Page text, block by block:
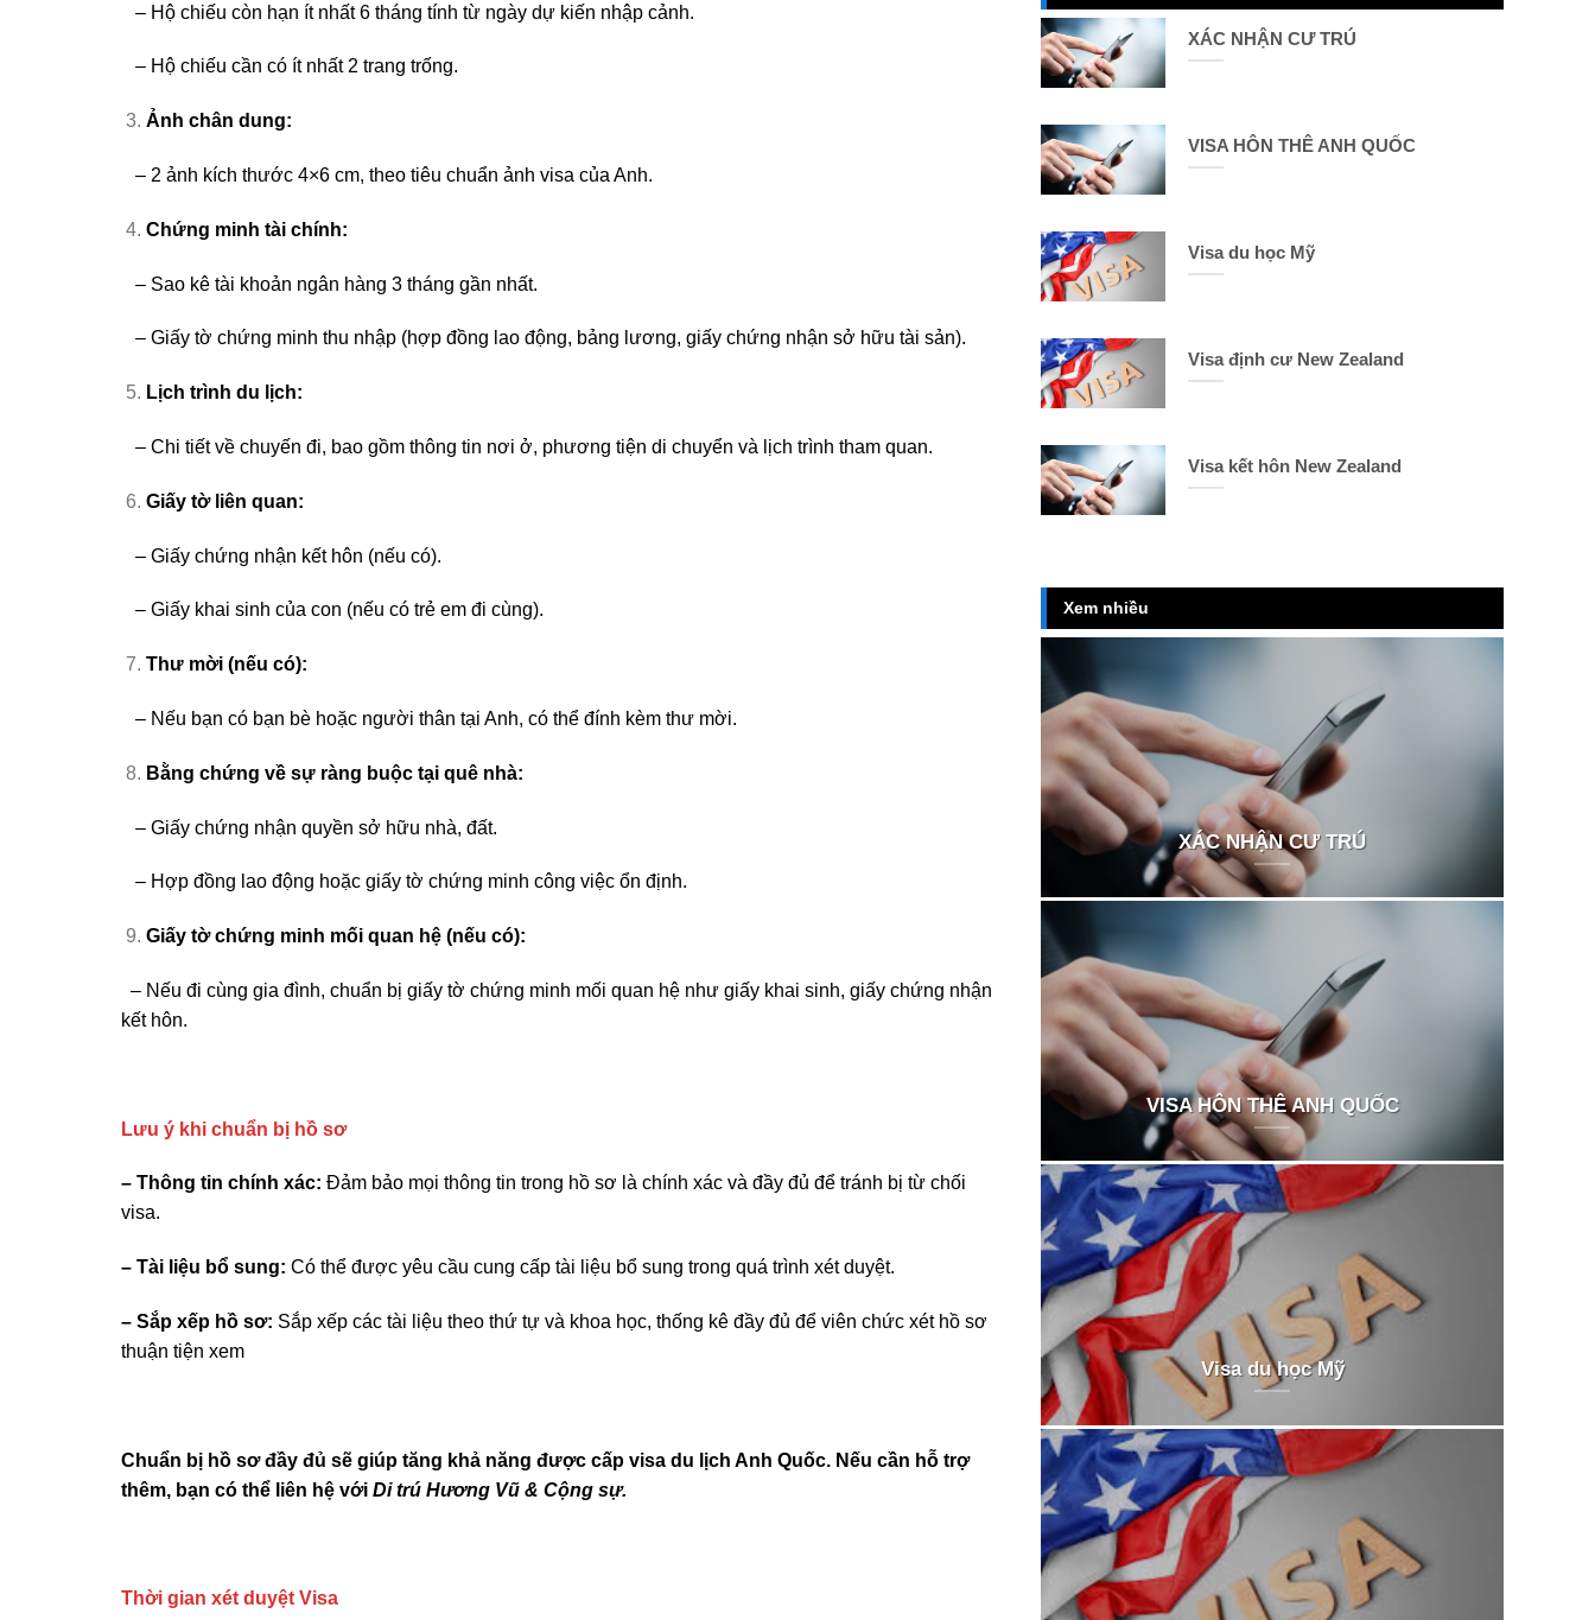
– Hộ chiếu còn hạn ít nhất 6 tháng tính từ ngày dự kiến nhập cảnh.
– Hộ chiếu cần có ít nhất 2 trang trống.
Ảnh chân dung:
– 2 ảnh kích thước 4×6 cm, theo tiêu chuẩn ảnh visa của Anh.
Chứng minh tài chính:
– Sao kê tài khoản ngân hàng 3 tháng gần nhất.
– Giấy tờ chứng minh thu nhập (hợp đồng lao động, bảng lương, giấy chứng nhận sở hữu tài sản).
Lịch trình du lịch:
– Chi tiết về chuyến đi, bao gồm thông tin nơi ở, phương tiện di chuyển và lịch trình tham quan.
Giấy tờ liên quan:
– Giấy chứng nhận kết hôn (nếu có).
– Giấy khai sinh của con (nếu có trẻ em đi cùng).
Thư mời (nếu có):
– Nếu bạn có bạn bè hoặc người thân tại Anh, có thể đính kèm thư mời.
Bằng chứng về sự ràng buộc tại quê nhà:
– Giấy chứng nhận quyền sở hữu nhà, đất.
– Hợp đồng lao động hoặc giấy tờ chứng minh công việc ổn định.
Giấy tờ chứng minh mối quan hệ (nếu có):
– Nếu đi cùng gia đình, chuẩn bị giấy tờ chứng minh mối quan hệ như giấy khai sinh, giấy chứng nhận
kết hôn.
Lưu ý khi chuẩn bị hồ sơ
– Thông tin chính xác: Đảm bảo mọi thông tin trong hồ sơ là chính xác và đầy đủ để tránh bị từ chối
visa.
– Tài liệu bổ sung: Có thể được yêu cầu cung cấp tài liệu bổ sung trong quá trình xét duyệt.
– Sắp xếp hồ sơ: Sắp xếp các tài liệu theo thứ tự và khoa học, thống kê đầy đủ để viên chức xét hồ sơ
thuận tiện xem
Chuẩn bị hồ sơ đầy đủ sẽ giúp tăng khả năng được cấp visa du lịch Anh Quốc. Nếu cần hỗ trợ
thêm, bạn có thể liên hệ với Di trú Hương Vũ & Cộng sự.
Thời gian xét duyệt Visa
XÁC NHẬN CƯ TRÚ
VISA HÔN THÊ ANH QUỐC
Visa du học Mỹ
Visa định cư New Zealand
Visa kết hôn New Zealand
Xem nhiều
XÁC NHẬN CƯ TRÚ
VISA HÔN THÊ ANH QUỐC
Visa du học Mỹ